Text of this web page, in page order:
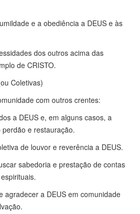
e a obediência a DEUS e às
dos outros acima das
de CRISTO.
Coletivas)
com outros crentes:
a DEUS e, em alguns casos, a
e restauração.
de louvor e reverência a DEUS.
sabedoria e prestação de contas
agradecer a DEUS em comunidade